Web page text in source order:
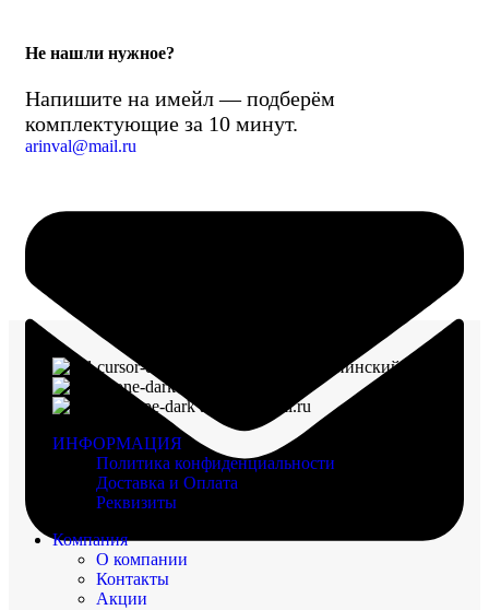
Не нашли нужное?
Напишите на имейл — подберём
комплектующие за 10 минут.
arinval@mail.ru
г. Воронеж, пр-кт Ленинский, д. 221
arinval@mail.ru
ИНФОРМАЦИЯ
Политика конфиденциальности
Доставка и Оплата
Реквизиты
Компания
О компании
Контакты
Акции